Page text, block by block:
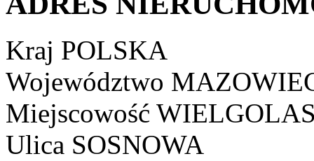
Kraj POLSKA
Województwo
Miejscowość
Ulica SOSNOWA